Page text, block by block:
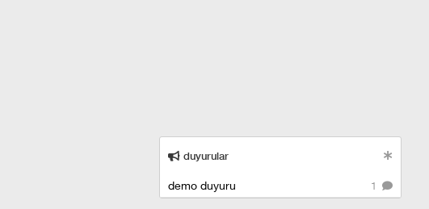
duyurular
1
demo duyuru